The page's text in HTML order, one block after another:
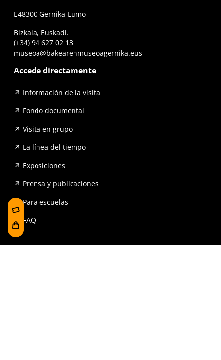
E48300 Gernika-Lumo
Bizkaia, Euskadi.
(+34) 94 627 02 13
museoa@bakearenmuseoagernika.eus
Accede directamente
Información de la visita
Fondo documental
Visita en grupo
La línea del tiempo
Exposiciones
Prensa y publicaciones
Para escuelas
FAQ